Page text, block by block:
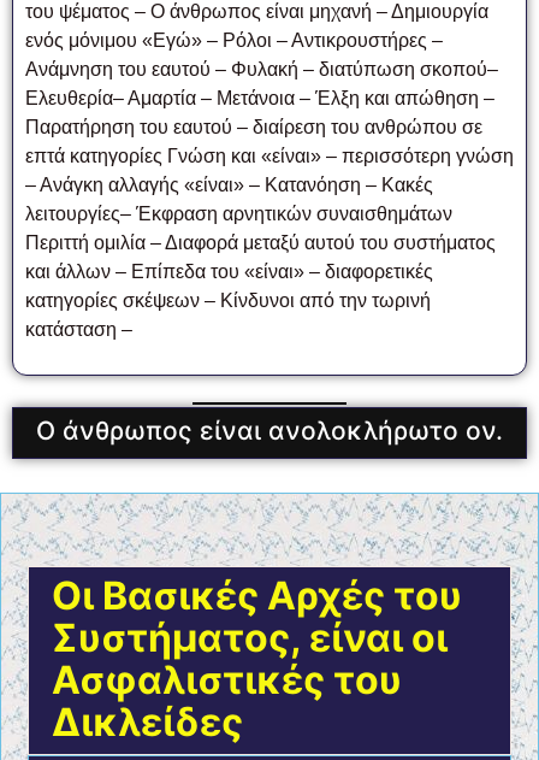
του ψέματος – Ο άνθρωπος είναι μηχανή – Δημιουργία
ενός μόνιμου «Εγώ» – Ρόλοι – Αντικρουστήρες –
Ανάμνηση του εαυτού – Φυλακή – διατύπωση σκοπού–
Ελευθερία– Αμαρτία – Μετάνοια – Έλξη και απώθηση –
Παρατήρηση του εαυτού – διαίρεση του ανθρώπου σε
επτά κατηγορίες Γνώση και «είναι» – περισσότερη γνώση
– Ανάγκη αλλαγής «είναι» – Κατανόηση – Κακές
λειτουργίες– Έκφραση αρνητικών συναισθημάτων
Περιττή ομιλία – Διαφορά μεταξύ αυτού του συστήματος
και άλλων – Επίπεδα του «είναι» – διαφορετικές
κατηγορίες σκέψεων – Κίνδυνοι από την τωρινή
κατάσταση –
Ο άνθρωπος είναι ανολοκλήρωτο ον.
Οι Βασικές Αρχές του
Συστήματος, είναι οι
Ασφαλιστικές του
Δικλείδες